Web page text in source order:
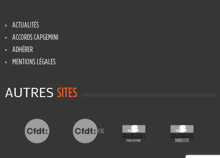
ACTUALITÉS
ACCORDS CAPGEMINI
ADHÉRER
MENTIONS LÉGALES
AUTRES SITES